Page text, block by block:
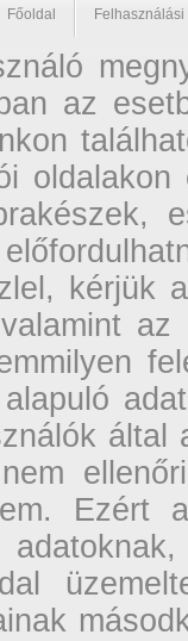
Főoldal
az
oldalakon
kérjük
Ezért